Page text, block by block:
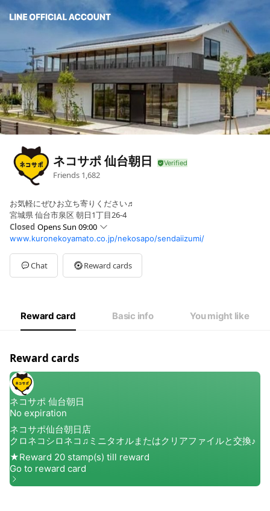
ネコサポ 仙台朝日
Friends 1,682
お気軽にぜひお立ち寄りください♬
宮城県 仙台市泉区 朝日1丁目26-4
Closed Opens Sun 09:00
Sun09:00 - 21:00
Mon09:00 - 21:00
Tue09:00 - 21:00
Wed09:00 - 21:00
当日発送締切時間17:00時
www.kuronekoyamato.co.jp/nekosapo/sendaiizumi/
Chat Reward cards
Reward card Basic info You might like
Reward cards